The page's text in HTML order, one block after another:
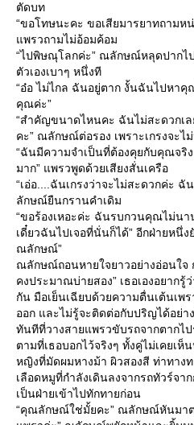
ตัดบท
“ขอโทษนะคะ ขอเสียมารยาทถามห
พรวถามไม่อ้อมค้อม
“ไปพิษณุโลกค่ะ” ณลักษณ์หลุดปากไ
ตัวเองเบาๆ หนึ่งที
“อ๋อ ไม่ไกล ฉันอยู่ตาก งั้นฉันไปหา
คุณค่ะ”
“สำคัญขนาดไหนคะ ฉันไม่สะดวกเ
คะ” ณลักษณ์ต่อรอง เพราะเกรงจะ
“ฉันมีความจำเป็นที่ต้องคุยกับคุณจริ
มาก” แพรวพูดด้วยเสียงสั่นเครือ
“เอ่อ....ฉันเกรงว่าจะไม่สะดวกค่ะ
ลักษณ์ยืนกรานคำเดิม
“ขอร้องเหอะค่ะ ฉันรบกวนคุณไม่น
เดี๋ยวฉันไปเจอที่นั่นก็ได้” อีกฝ่ายหนึ่
ณลักษณ์”
ณลักษณ์ถอนหายใจยาวอย่างอ่อนใจ
คงประมาณบ่ายสอง” เธอเองอยากรู้
กัน มือเย็นเฉียบด้วยความตื่นเต้นเพ
ออก และไม่รู้จะติดต่อกับปริญได้อย่า
ทันทีที่วางสายแพรวขับรถจากตาก
ตามที่เธอบอกไว้จริงๆ ทั้งคู่ไม่เคยเ
หญิงที่มัดผมหางม้า ผิวสองสี ท่าทาง
เลือดหมูที่กำลังเดินลงจากรถทัวร์จ
เป็นฝ่ายเข้าไปทักทายก่อน
“คุณลักษณ์ใช่มั้ยคะ” ณลักษณ์หันมาต